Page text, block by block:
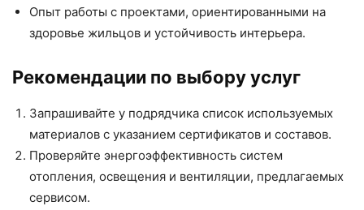
Опыт работы с проектами, ориентированными на
здоровье жильцов и устойчивость интерьера.
Рекомендации по выбору услуг
Запрашивайте у подрядчика список используемых
материалов с указанием сертификатов и составов.
Проверяйте энергоэффективность систем
отопления, освещения и вентиляции, предлагаемых
сервисом.